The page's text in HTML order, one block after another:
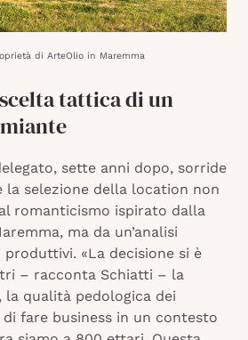
di ArteOlio in Maremma
tattica di un
sette anni dopo, sorride
la selezione della location non
romanticismo ispirato dalla
ma da un’analisi
«La decisione si è
– racconta Schiatti – la
qualità pedologica dei
fare business in un contesto